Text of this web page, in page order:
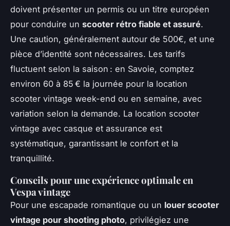
doivent présenter un permis ou un titre européen
pour conduire un scooter rétro fiable et assuré.
Une caution, généralement autour de 500€, et une
pièce d’identité sont nécessaires. Les tarifs
fluctuent selon la saison : en Savoie, comptez
environ 60 à 85 € la journée pour la location
scooter vintage week-end ou en semaine, avec
variation selon la demande. La location scooter
vintage avec casque et assurance est
systématique, garantissant le confort et la
tranquillité.
Conseils pour une expérience optimale en
Vespa vintage
Pour une escapade romantique ou un louer scooter
vintage pour shooting photo, privilégiez une